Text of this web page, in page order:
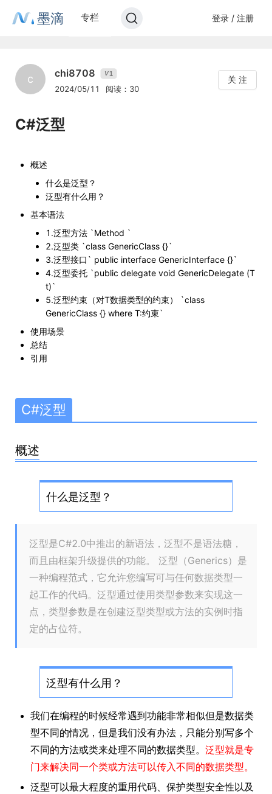
墨滴 专栏 登录 / 注册
c chi8708 V1
2024/05/11 阅读：30
关 注
C#泛型
概述
什么是泛型？
泛型有什么用？
基本语法
1.泛型方法 `Method `
2.泛型类 `class GenericClass {}`
3.泛型接口` public interface GenericInterface {}`
4.泛型委托 `public delegate void GenericDelegate (T
t)`
5.泛型约束（对T数据类型的约束） `class
GenericClass {} where T:约束`
使用场景
总结
引用
C#泛型
概述
什么是泛型？
泛型是C#2.0中推出的新语法，泛型不是语法糖，
而且由框架升级提供的功能。 泛型（Generics）是
一种编程范式，它允许您编写可与任何数据类型一
起工作的代码。泛型通过使用类型参数来实现这一
点，类型参数是在创建泛型类型或方法的实例时指
定的占位符。
泛型有什么用？
我们在编程的时候经常遇到功能非常相似但是数据类
型不同的情况，但是我们没有办法，只能分别写多个
不同的方法或类来处理不同的数据类型。 泛型就是专
门来解决同一个类或方法可以传入不同的数据类型。
泛型可以最大程度的重用代码、保护类型安全性以及